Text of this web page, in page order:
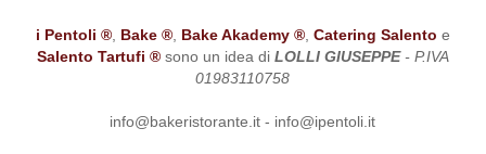
i Pentoli ®, Bake ®, Bake Akademy ®, Catering Salento e
Salento Tartufi ® sono un idea di LOLLI GIUSEPPE- P.IVA
01983110758
info@bakeristorante.it - info@ipentoli.it